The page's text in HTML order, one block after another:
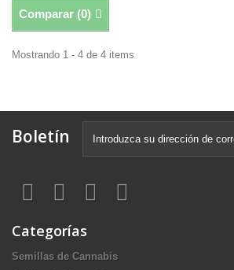
Comparar (0)
Mostrando 1 - 4 de 4 items
Boletín
Categorías
Semillas de Cannabis